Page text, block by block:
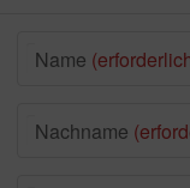
Name
Nachname